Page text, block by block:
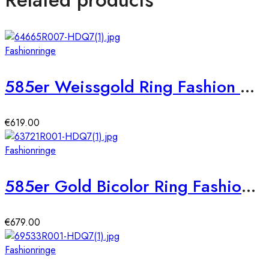
Fashionringe
585er Weissgold Ring Fashion Diamant ca. 0,12 ct. Gr. 54
€619.00
Fashionringe
585er Gold Bicolor Ring Fashion Diamant ca. 0,03 ct. Gr. 54
€679.00
Fashionringe